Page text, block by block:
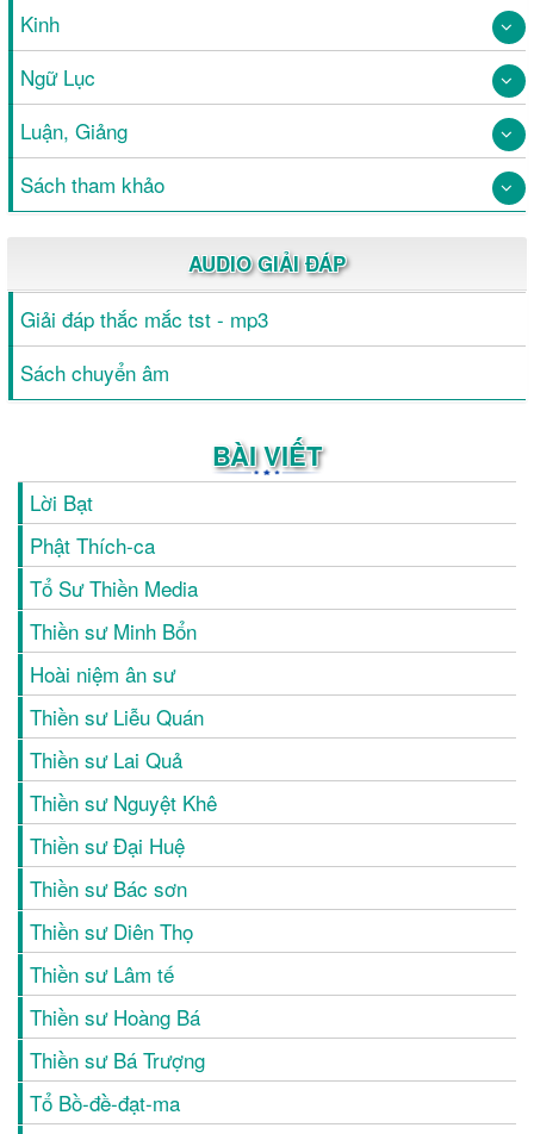
Kinh
Ngữ Lục
Luận, Giảng
Sách tham khảo
AUDIO GIẢI ĐÁP
Giải đáp thắc mắc tst - mp3
Sách chuyển âm
BÀI VIẾT
Lời Bạt
Phật Thích-ca
Tổ Sư Thiền Media
Thiền sư Minh Bổn
Hoài niệm ân sư
Thiền sư Liễu Quán
Thiền sư Lai Quả
Thiền sư Nguyệt Khê
Thiền sư Đại Huệ
Thiền sư Bác sơn
Thiền sư Diên Thọ
Thiền sư Lâm tế
Thiền sư Hoàng Bá
Thiền sư Bá Trượng
Tổ Bồ-đề-đạt-ma